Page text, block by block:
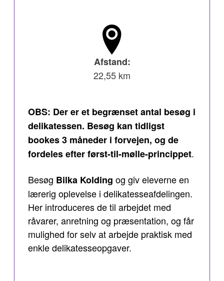
Afstand:
22,55 km
OBS: Der er et begrænset antal besøg i
delikatessen. Besøg kan tidligst
bookes 3 måneder i forvejen, og de
fordeles efter først-til-mølle-princippet.
Besøg Bilka Kolding og giv eleverne en
lærerig oplevelse i delikatesseafdelingen.
Her introduceres de til arbejdet med
råvarer, anretning og præsentation, og får
mulighed for selv at arbejde praktisk med
enkle delikatesseopgaver.